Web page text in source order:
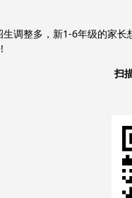
整多，新1-6年级的家长
扫